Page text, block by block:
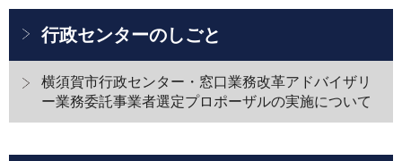
行政センターのしごと
横須賀市行政センター・窓口業務改革アドバイザリ
ー業務委託事業者選定プロポーザルの実施について